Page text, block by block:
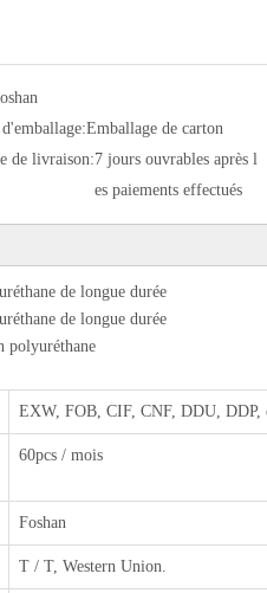
Emballage de carton
de livraison:7 jours ouvrables après l
es paiements effectués
polyuréthane
EXW, FOB, CIF, CNF, DDU, DDP,
60pcs / mois
Foshan
T / T, Western Union.